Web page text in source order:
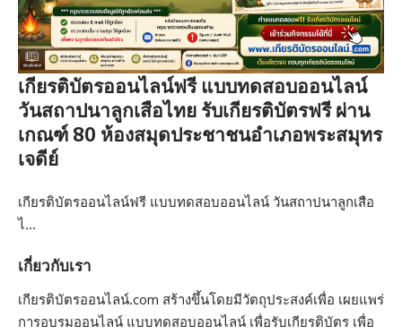
เกียรติบัตรออนไลน์ฟรี แบบทดสอบออนไลน์
วันสถาปนาลูกเสือไทย รับเกียรติบัตรฟรี ผ่าน
เกณฑ์ 80 ห้องสมุดประชาชนอำเภอพระสมุทร
เจดีย์
เกียรติบัตรออนไลน์ฟรี แบบทดสอบออนไลน์ วันสถาปนาลูกเสือ
ไ…
เกี่ยวกับเรา
เกียรติบัตรออนไลน์.com สร้างขึ้นโดยมีวัตถุประสงค์เพื่อ เผยแพร่
การอบรมออนไลน์ แบบทดสอบออนไลน์ เพื่อรับเกียรติบัตร เพื่อ